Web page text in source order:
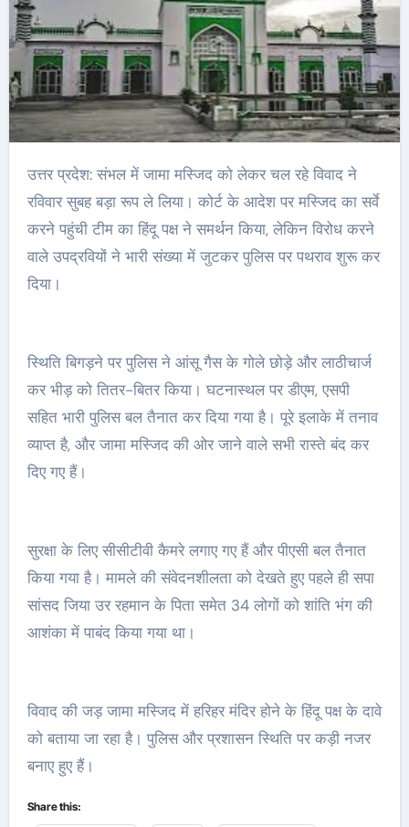
उत्तर प्रदेश: संभल में जामा मस्जिद को लेकर चल रहे विवाद ने
रविवार सुबह बड़ा रूप ले लिया। कोर्ट के आदेश पर मस्जिद का सर्वे
करने पहुंची टीम का हिंदू पक्ष ने समर्थन किया, लेकिन विरोध करने
वाले उपद्रवियों ने भारी संख्या में जुटकर पुलिस पर पथराव शुरू कर
दिया।
स्थिति बिगड़ने पर पुलिस ने आंसू गैस के गोले छोड़े और लाठीचार्ज
कर भीड़ को तितर-बितर किया। घटनास्थल पर डीएम, एसपी
सहित भारी पुलिस बल तैनात कर दिया गया है। पूरे इलाके में तनाव
व्याप्त है, और जामा मस्जिद की ओर जाने वाले सभी रास्ते बंद कर
दिए गए हैं।
सुरक्षा के लिए सीसीटीवी कैमरे लगाए गए हैं और पीएसी बल तैनात
किया गया है। मामले की संवेदनशीलता को देखते हुए पहले ही सपा
सांसद जिया उर रहमान के पिता समेत 34 लोगों को शांति भंग की
आशंका में पाबंद किया गया था।
विवाद की जड़ जामा मस्जिद में हरिहर मंदिर होने के हिंदू पक्ष के दावे
को बताया जा रहा है। पुलिस और प्रशासन स्थिति पर कड़ी नजर
बनाए हुए हैं।
Share this: